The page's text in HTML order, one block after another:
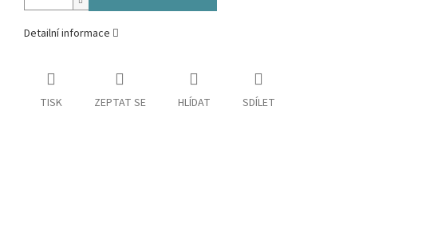
Detailní informace
TISK ZEPTAT SE HLÍDAT SDÍLET